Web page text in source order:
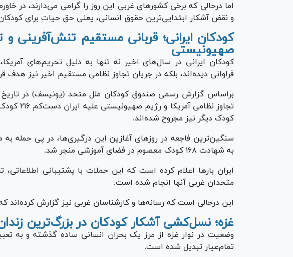
اما درحالی که برخی کشور‌های غربی این روز را گرامی می‌دارند، در
و نقض آشکار ابتدایی‌ترین حقوق انسانی، یعنی حق حیات برای
کودکان ایرانی؛ قربانی مستقیم تنش‌آفرینی و
صهیونیستی
کودکان ایرانی در سال‌های اخیر نه تنها به دلیل تحریم‌های
فراوانی دیده‌اند، بلکه در جریان تجاوز نظامی مستقیم اخیر نیز هدف
کودک دیگر نیز مجروح شده‌اند.
سنگین‌ترین فاجعه در روز‌های آغازین این درگیری‌ها، در پی حمله
به شهادت ۱۶۸ کودک معصوم در فضای آموزشی منجر شد.
ایران بار‌ها اعلام کرده است که این حملات با پشتیبانی
متحدان غربی آنها انجام شده است.
این درحالی است که رسانه‌ها و کارشناسان غربی نیز گزارش کرده‌اند
غزه؛ نسل‌کشی آشکار کودکان در بزرگ‌ترین
وضعیت در نوار غزه از مرز یک بحران انسانی ساده گذشته و به
تمام‌عیار تبدیل شده است.